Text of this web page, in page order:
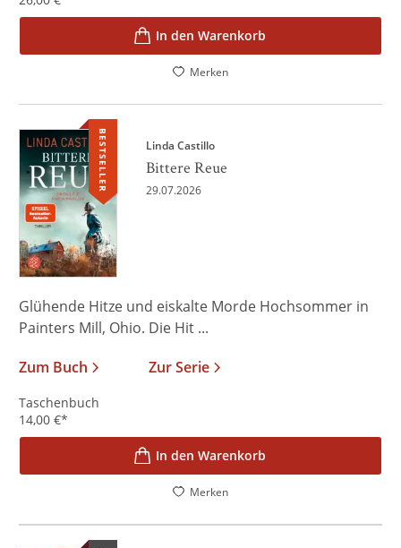
In den Warenkorb
Merken
BESTSELLER Linda Castillo
Bittere Reue
29.07.2026
Glühende Hitze und eiskalte Morde Hochsommer in
Painters Mill, Ohio. Die Hit ...
Zum Buch
Zur Serie
Taschenbuch
14,00 €*
In den Warenkorb
Merken